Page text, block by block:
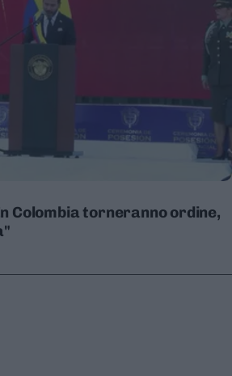
Colombia torneranno ordine,